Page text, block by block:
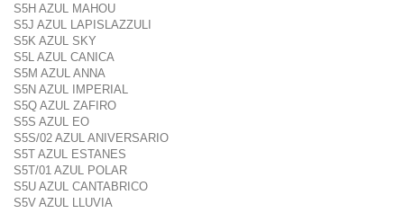
S5H AZUL MAHOU
S5J AZUL LAPISLAZZULI
S5K AZUL SKY
S5L AZUL CANICA
S5M AZUL ANNA
S5N AZUL IMPERIAL
S5Q AZUL ZAFIRO
S5S AZUL EO
S5S/02 AZUL ANIVERSARIO
S5T AZUL ESTANES
S5T/01 AZUL POLAR
S5U AZUL CANTABRICO
S5V AZUL LLUVIA